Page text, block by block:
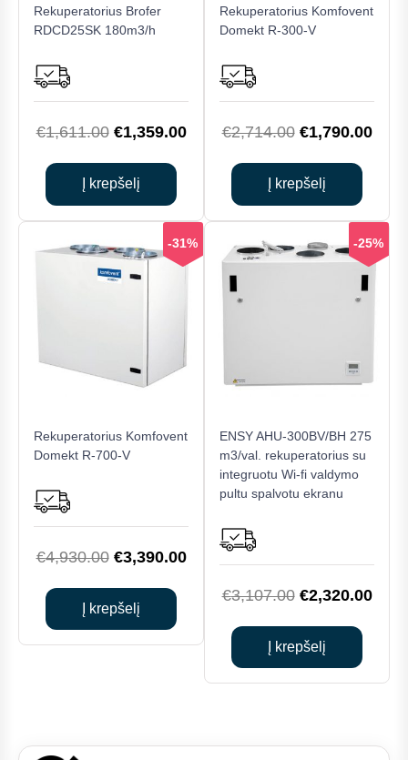
Rekuperatorius Brofer
RDCD25SK 180m3/h
€1,611.00 Original
was:
€1,611.00.
€1,359.00Current
€1,359.00.
Į krepšelį
Rekuperatorius Komfovent
Domekt R-300-V
€2,714.00 Original
was:
€2,714.00.
€1,790.00
Į krepšelį
-31%
Rekuperatorius Komfovent
Domekt R-700-V
€4,930.00 Original
was:
€4,930.00.
€3,390.00Current
€3,390.00.
Į krepšelį
-25%
ENSY AHU-300BV/BH 275
m3/val. rekuperatorius su
integruotu Wi-fi valdymo
pultu spalvotu ekranu
€3,107.00 Original
was:
€3,107.00.
€2,320.00
Į krepšelį